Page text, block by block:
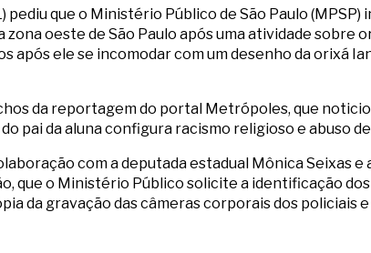
pediu que o Ministério Público de São Paulo
oeste de São Paulo após uma atividade sobre
após ele se incomodar com um desenho da orixá
da reportagem do portal Metrópoles, que
pai da aluna configura racismo religioso e abuso
com a deputada estadual Mônica Seixas e
que o Ministério Público solicite a identificação
da gravação das câmeras corporais dos policiais